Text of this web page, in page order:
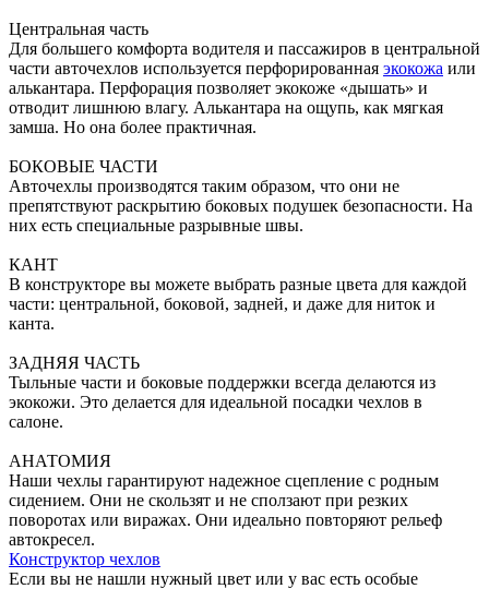
Центральная часть
Для большего комфорта водителя и пассажиров в центральной
части авточехлов используется перфорированная экокожа или
алькантара. Перфорация позволяет экокоже «дышать» и
отводит лишнюю влагу. Алькантара на ощупь, как мягкая
замша. Но она более практичная.
БОКОВЫЕ ЧАСТИ
Авточехлы производятся таким образом, что они не
препятствуют раскрытию боковых подушек безопасности. На
них есть специальные разрывные швы.
КАНТ
В конструкторе вы можете выбрать разные цвета для каждой
части: центральной, боковой, задней, и даже для ниток и
канта.
ЗАДНЯЯ ЧАСТЬ
Тыльные части и боковые поддержки всегда делаются из
экокожи. Это делается для идеальной посадки чехлов в
салоне.
АНАТОМИЯ
Наши чехлы гарантируют надежное сцепление с родным
сидением. Они не скользят и не сползают при резких
поворотах или виражах. Они идеально повторяют рельеф
автокресел.
Конструктор чехлов
Если вы не нашли нужный цвет или у вас есть особые